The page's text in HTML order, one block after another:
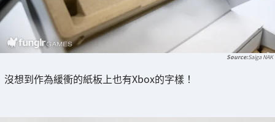
Saiga NAK
沒想到作為緩衝的紙板上也有Xbox的字樣！